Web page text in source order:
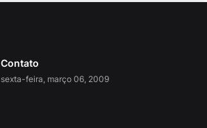
Contato
sexta-feira, março 06, 2009